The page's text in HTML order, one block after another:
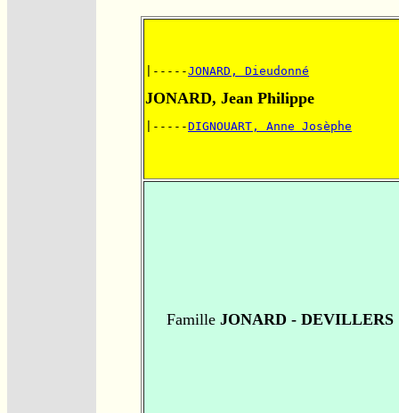
|-----JONARD, Dieudonné
JONARD, Jean Philippe
|-----DIGNOUART, Anne Josèphe
Famille JONARD - DEVILLERS